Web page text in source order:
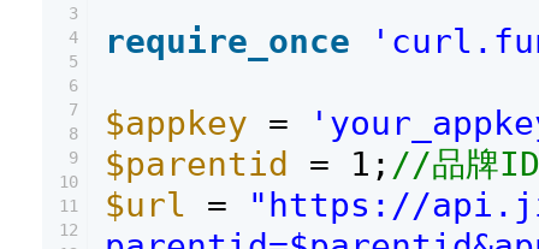
3
4
5
6
7
8
9
10
11
12
require_once
$appkey =
$parentid
= 1; //品牌ID
$url
=
"https://